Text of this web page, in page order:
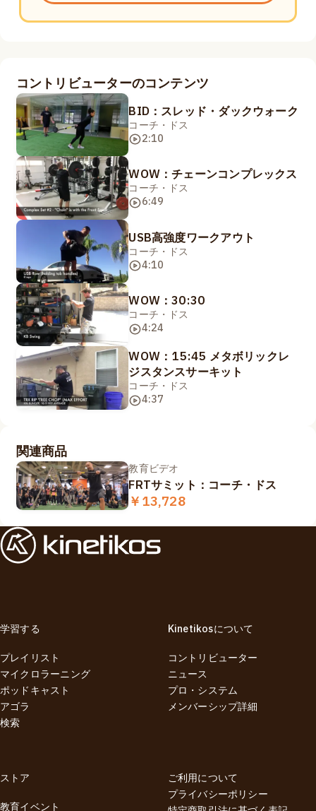
コントリビューターのコンテンツ
BID：スレッド・ダックウォーク
コーチ・ドス
2:10
WOW：チェーンコンプレックス
コーチ・ドス
6:49
USB高強度ワークアウト
コーチ・ドス
4:10
WOW：30:30
コーチ・ドス
4:24
WOW：15:45 メタボリックレ
ジスタンスサーキット
コーチ・ドス
4:37
関連商品
教育ビデオ
FRTサミット：コーチ・ドス
￥13,728
学習する
プレイリスト
マイクロラーニング
ポッドキャスト
アゴラ
検索
Kinetikosについて
コントリビューター
ニュース
プロ・システム
メンバーシップ詳細
ストア
教育イベント
ご利用について
プライバシーポリシー